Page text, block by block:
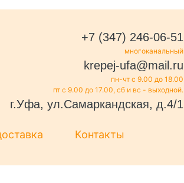
+7 (347) 246-06-51
многоканальный
krepej-ufa@mail.ru
пн-чт с 9.00 до 18.00
пт с 9.00 до 17.00, сб и вс - выходной.
г.Уфа, ул.Самаркандская, д.4/1
Контакты